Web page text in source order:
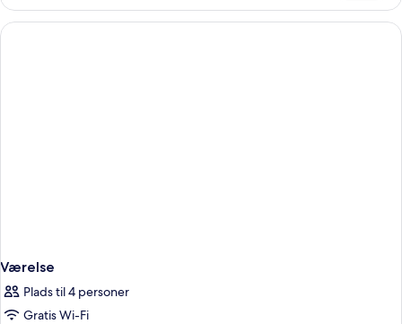
Full
Beds
Standard
Værelse
Plads til 4 personer
Gratis Wi-Fi